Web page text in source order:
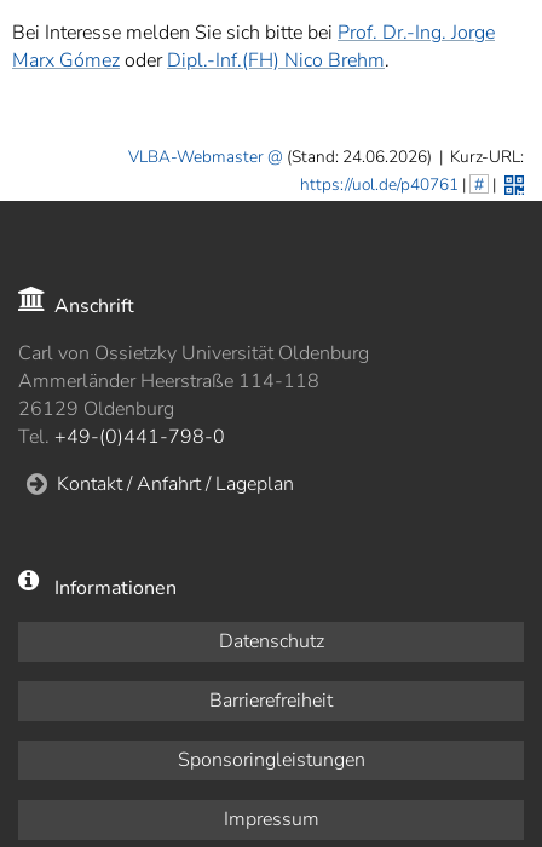
Bei Interesse melden Sie sich bitte bei Prof. Dr.-Ing. Jorge
Marx GómezoderDipl.-Inf.(FH) Nico Brehm.
VLBA-Webmaster (Stand: 24.06.2026) | Kurz-URL:
https://uol.de/p40761 | # |
Anschrift
Carl von Ossietzky Universität Oldenburg
Ammerländer Heerstraße 114-118
26129 Oldenburg
Tel. +49-(0)441-798-0
Kontakt / Anfahrt / Lageplan
Informationen
Datenschutz
Barrierefreiheit
Sponsoringleistungen
Impressum